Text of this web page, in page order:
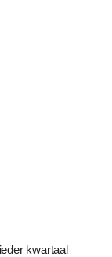
kwartaal